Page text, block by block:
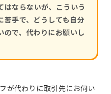
はならないが、こういう
苦手で、どうしても自分
ので、代わりにお願いし
が代わりに取引先にお伺い